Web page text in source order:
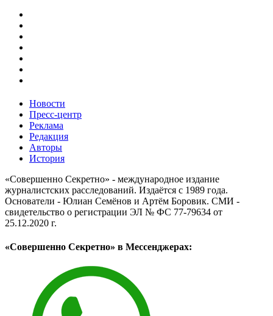
Новости
Пресс-центр
Реклама
Редакция
Авторы
История
«Совершенно Секретно» - международное издание
журналистских расследований. Издаётся с 1989 года.
Основатели - Юлиан Семёнов и Артём Боровик. CМИ -
свидетельство о регистрации ЭЛ № ФС 77-79634 от
25.12.2020 г.
«Совершенно Секретно» в Мессенджерах: